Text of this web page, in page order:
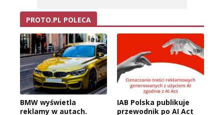
PROTO.PL POLECA
BMW wyświetla
reklamy w autach.
IAB Polska publikuje
przewodnik po AI Act